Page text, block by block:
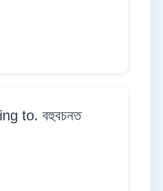
to. বহুবচনত